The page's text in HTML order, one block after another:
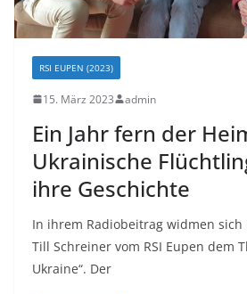
RSI EUPEN (2023)
15. März 2023 admin
Ein Jahr fern der
Ukrainische
ihre Geschichte
In ihrem Radiobeitrag widmen sich
Till Schreiner vom RSI Eupen dem
Ukraine“. Der